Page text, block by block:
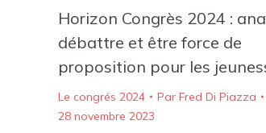
Horizon Congrès 2024 :
débattre et être force de
proposition pour les
Le congrés 2024 Par Fred Di Piazza
28 novembre 2023